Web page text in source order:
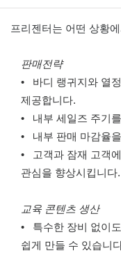
프리젠터는 어떤 상황
판매전략
• 바디 랭귀지와 열
제공합니다.
• 내부 세일즈 주기
• 내부 판매 마감율
• 고객과 잠재 고객
관심을 향상시킵니다.
교육 콘텐츠 생산
• 특수한 장비 없이
쉽게 만들 수 있습니